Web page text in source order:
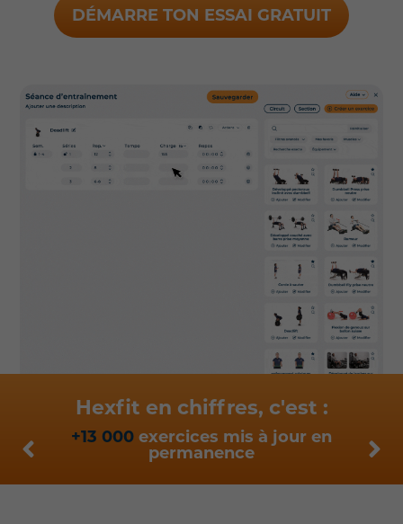
DÉMARRE TON ESSAI GRATUIT
Hexfit en chiffres, c'est :
+13 000 exercices mis à jour en
permanence